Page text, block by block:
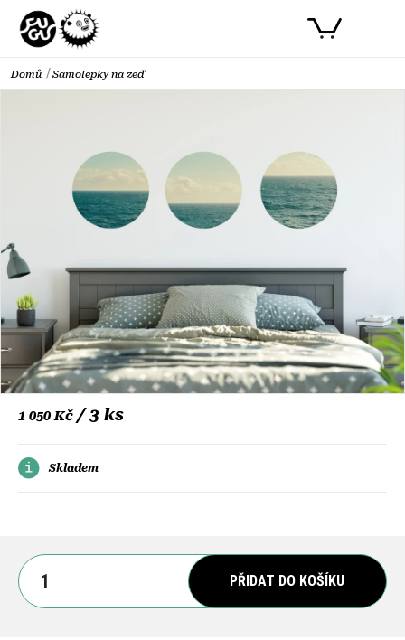
obsah
NÁKUPNÍ
Domů Samolepky na zeď
1 050 Kč / 3 ks
Skladem
PŘIDAT DO KOŠÍKU
PŘIHLÁSIT SE